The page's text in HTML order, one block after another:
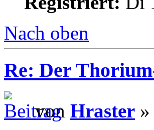
Nach oben
Re: Der
von Hraster